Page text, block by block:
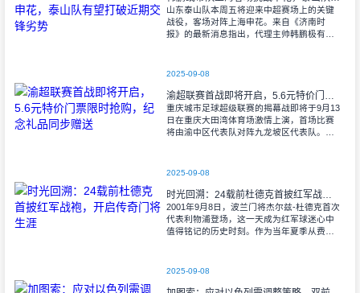
山东泰山队本周五将迎来中超赛场上的关键
战役，客场对阵上海申花。来自《济南时
报》的最新消息指出，代理主帅韩鹏极有可
验。
2025-09-08
渝超联赛首战即将开启，5.6元特价门票限时抢购，纪念礼品同步赠送
重庆城市足球超级联赛的揭幕战即将于9月13
日在重庆大田湾体育场激情上演，首场比赛
将由渝中区代表队对阵九龙坡区代表队。据
2025-09-08
时光回溯：24载前杜德克首披红军战袍，开启传奇门将生涯
2001年9月8日，波兰门将杰尔兹-杜德克首次
代表利物浦登场，这一天成为红军球迷心中
值得铭记的历史时刻。作为当年夏季从费耶
2025-09-08